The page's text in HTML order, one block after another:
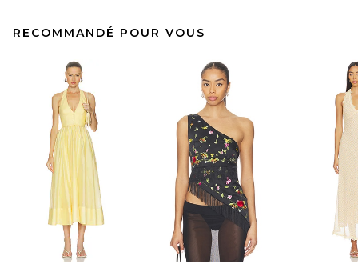
RECOMMANDÉ POUR VOUS